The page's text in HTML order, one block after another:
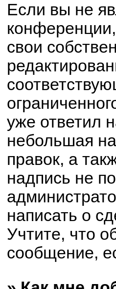
Если вы не
свои
уже ответил
небольшая
правок, а
надпись не
написать о
Учтите, что
сообщение,